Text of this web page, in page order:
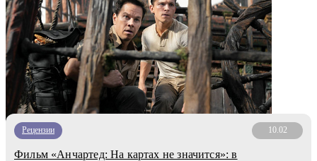
Рецензии 10.02
Фильм «Анчартед: На картах не значится»: в